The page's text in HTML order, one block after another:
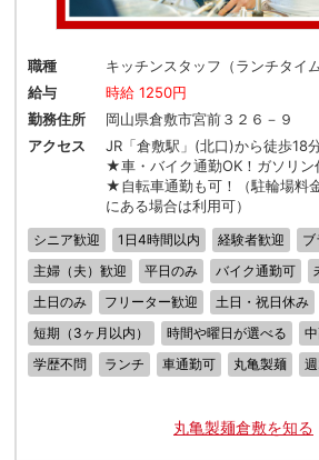
職種
キッチンスタッフ（ランチタイム
給与
時給 1250円
勤務住所
岡山県倉敷市宮前３２６－９
アクセス
JR「倉敷駅」(北口)から徒歩18
★車・バイク通勤OK！ガソリン
★自転車通勤も可！（駐輪場料
にある場合は利用可）
シニア歓迎 1日4時間以内 経験者歓迎
主婦（夫）歓迎
平日のみ バイク通勤可
土日のみ
フリーター歓迎 土日・祝日休み
短期（3ヶ月以内）
時間や曜日が選べる
学歴不問
ランチ 車通勤可 丸亀製麺
丸亀製麺倉敷を知る